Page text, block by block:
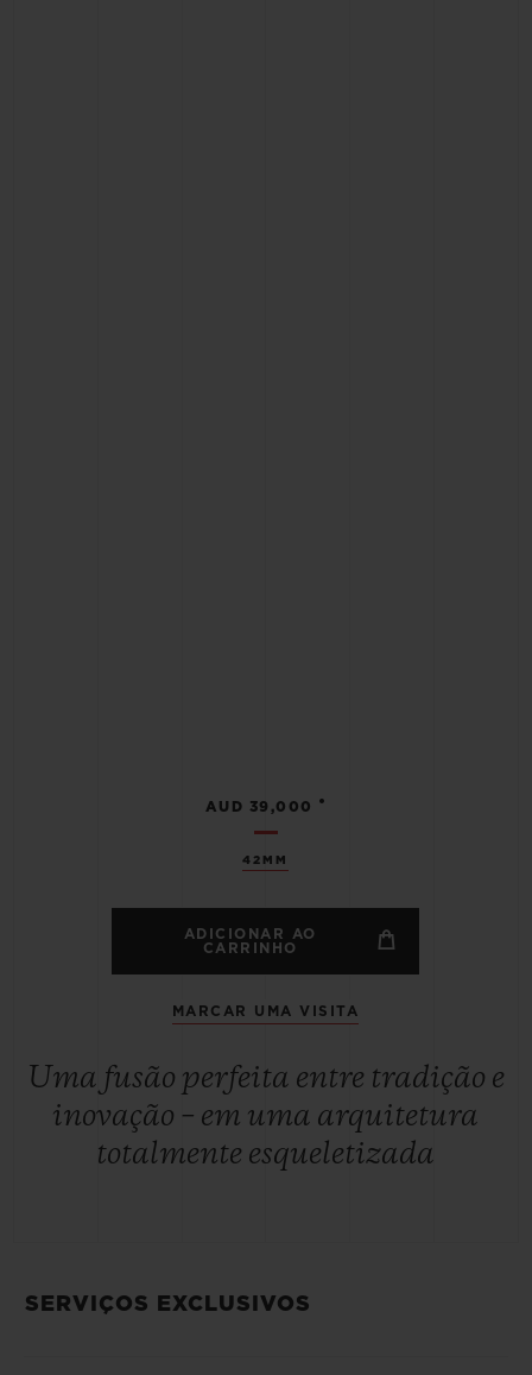
42MM
AUD 39,000 •
ADICIONAR AO
CARRINHO
MARCAR UMA VISITA
Uma fusão perfeita entre tradição e
inovação – em uma arquitetura
totalmente esqueletizada
SERVIÇOS EXCLUSIVOS